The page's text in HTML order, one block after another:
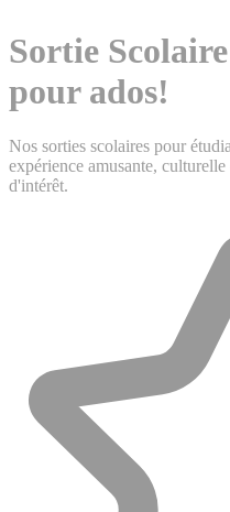
Sortie
pour ados!
Nos sorties scolaires pour
expérience amusante,
d'intérêt.